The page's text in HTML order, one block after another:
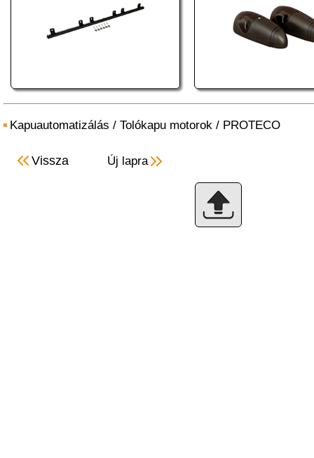
Kapuautomatizálás / Tolókapu motorok / PROTECO
Vissza Új lapra